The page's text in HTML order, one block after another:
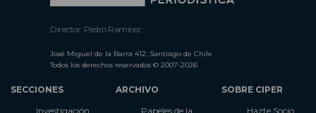
Director: Pedro Ramírez
José Miguel de la Barra 412, Santiago de Chile
Todos los derechos reservados © 2007-2026
SECCIONES
Investigación
ARCHIVO
Papeles de la
SOBRE CIPER
Hazte Socio